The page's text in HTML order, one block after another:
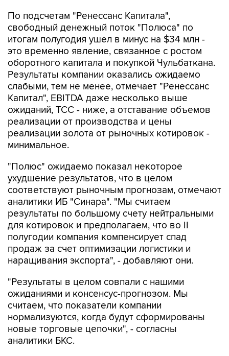
По подсчетам "Ренессанс Капитала",
свободный денежный поток "Полюса" по
итогам полугодия ушел в минус на $34 млн -
это временно явление, связанное с ростом
оборотного капитала и покупкой Чульбаткана.
Результаты компании оказались ожидаемо
слабыми, тем не менее, отмечает "Ренессанс
Капитал", EBITDA даже несколько выше
ожиданий, TCC - ниже, а отставание объемов
реализации от производства и цены
реализации золота от рыночных котировок -
минимальное.
"Полюс" ожидаемо показал некоторое
ухудшение результатов, что в целом
соответствуют рыночным прогнозам, отмечают
аналитики ИБ "Синара". "Мы считаем
результаты по большому счету нейтральными
для котировок и предполагаем, что во II
полугодии компания компенсирует спад
продаж за счет оптимизации логистики и
наращивания экспорта", - добавляют они.
"Результаты в целом совпали с нашими
ожиданиями и консенсус-прогнозом. Мы
считаем, что показатели компании
нормализуются, когда будут сформированы
новые торговые цепочки", - согласны
аналитики БКС.